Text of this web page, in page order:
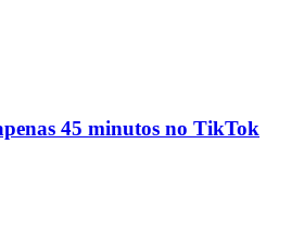
45 minutos no TikTok